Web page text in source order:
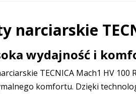
narciarskie
wydajność i
TECNICA Mach1 HV
komfortu. Dzięki